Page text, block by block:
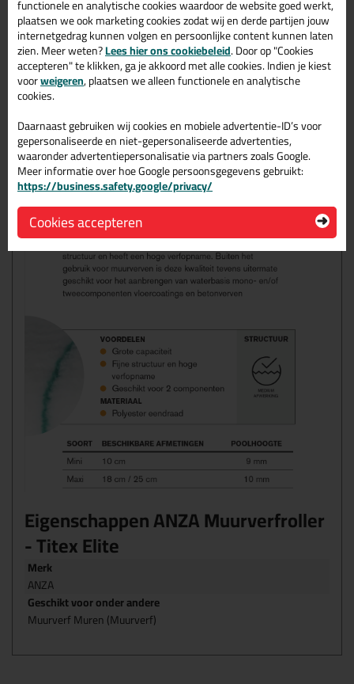
10cm verfbeugel= geschikt voor 10cm verfroller
18cm verfbeugel= geschikt voor 18cm verfroller
25cm verfbeugel= geschikt voor 25cm verfroller
41,5cm verfbeugel= geschikt voor de 41,5cm verfoller
Opzoek naar deze verfbeugels? Klik hier!⬅
Eigenschappen ANZA Muurverfroller
- Titex Elite
Merk
ANZA
Geschikt voor onder andere
Muurverf Muren (Muurverf)
functionele en analytische cookies waardoor de website goed werkt,
plaatsen we ook marketing cookies zodat wij en derde partijen jouw
internetgedrag kunnen volgen en persoonlijke content kunnen laten
zien. Meer weten?Lees hier ons cookiebeleid. Door op "Cookies
accepteren" te klikken, ga je akkoord met alle cookies. Indien je kiest
voorweigeren, plaatsen we alleen functionele en analytische
cookies.
Daarnaast gebruiken wij cookies en mobiele advertentie-ID’s voor
gepersonaliseerde en niet-gepersonaliseerde advertenties,
waaronder advertentiepersonalisatie via partners zoals Google.
Meer informatie over hoe Google persoonsgegevens gebruikt:
https://business.safety.google/privacy/
Cookies accepteren